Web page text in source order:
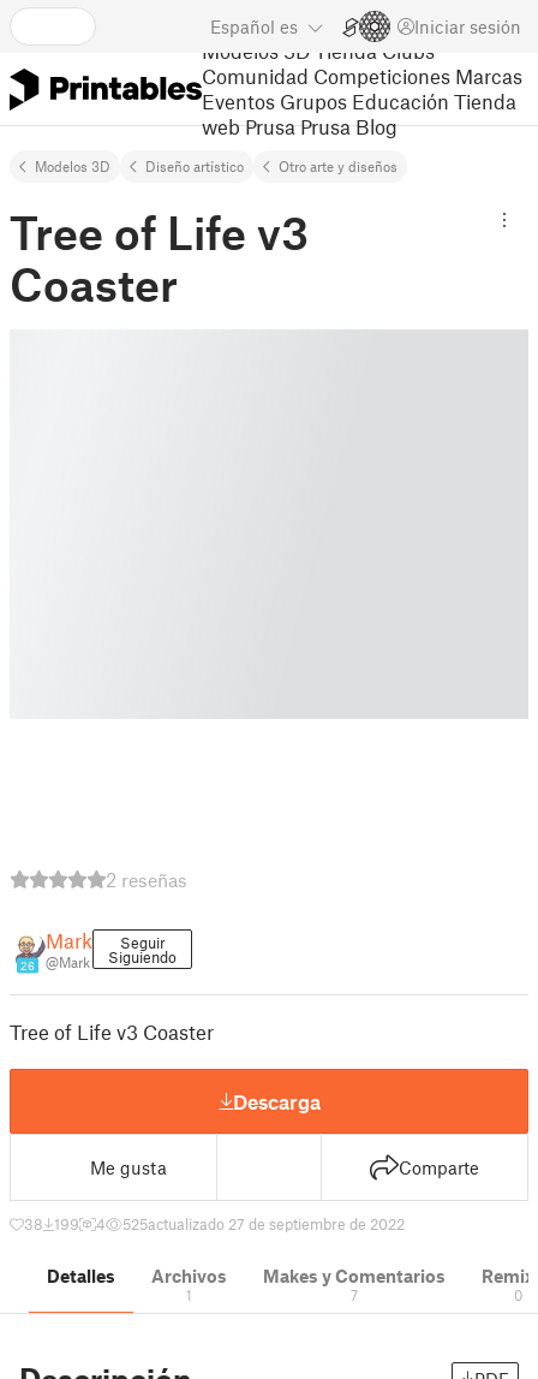
Español es Iniciar sesión
Modelos 3D Tienda Clubs
Comunidad Competiciones Marcas
Eventos Grupos Educación Tienda
web Prusa Prusa Blog
Modelos 3D Diseño artístico Otro arte y diseños
Tree of Life v3
Coaster
2 reseñas
26
Mark
@Mark
Seguir
Siguiendo
Tree of Life v3 Coaster
Descarga
Me gusta Comparte
38 199 4 525actualizado 27 de septiembre de 2022
Detalles Archivos
1
Makes y Comentarios
7 0